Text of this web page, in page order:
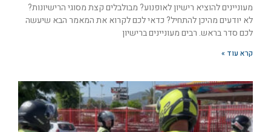
מעוניינים להוציא רישיון לאופנוע? מבולבלים קצת מסוגי הרישיונות?
לא יודעים מהיכן להתחיל? כדאי לכם לקרוא את המאמר הבא שיעשה
לכם סדר בראש. רבים מעוניינים ברישיון
קרא עוד »